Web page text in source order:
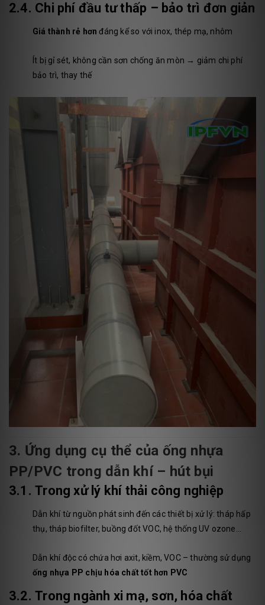
2.4. Chi phí đầu tư thấp – bảo trì đơn giản
Giá thành rẻ hơn đáng kể so với inox, thép mạ, nhôm
Ít bị gỉ sét, không cần sơn chống ăn mòn → giảm chi phí
bảo trì, thay thế
3. Ứng dụng cụ thể của ống nhựa
PP/PVC trong dẫn khí – hút bụi
3.1.Trong xử lý khí thải công nghiệp
Dẫn khí từ nguồn phát sinh đến các thiết bị xử lý: tháp hấp
thụ, tháp biofilter, buồng đốt VOC, hệ thống UV ozone...
Dẫn khí độc có chứa hơi axit, kiềm, VOC – thường sử dụng
ống nhựa PP chịu hóa chất tốt hơn PVC
3.2.Trong ngành xi mạ, sơn, hóa chất